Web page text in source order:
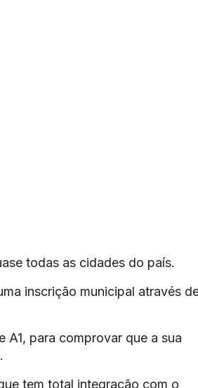
todas as cidades do país.
inscrição municipal através
para comprovar que a sua
tem total integração com o